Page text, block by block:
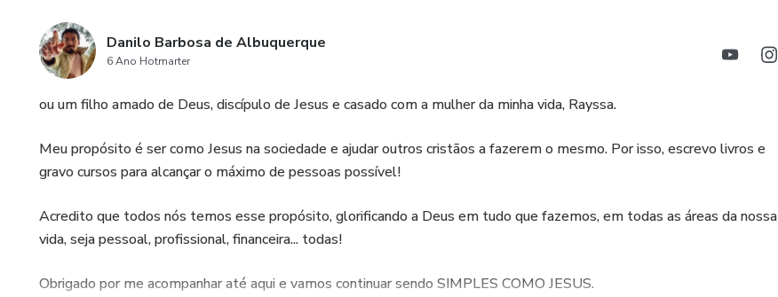
Danilo Barbosa de Albuquerque
6 Ano Hotmarter
ou um filho amado de Deus, discípulo de Jesus e casado com a mulher da minha vida, Rayssa.
Meu propósito é ser como Jesus na sociedade e ajudar outros cristãos a fazerem o mesmo. Por isso, escrevo livros e
gravo cursos para alcançar o máximo de pessoas possível!
Acredito que todos nós temos esse propósito, glorificando a Deus em tudo que fazemos, em todas as áreas da nossa
vida, seja pessoal, profissional, financeira... todas!
Obrigado por me acompanhar até aqui e vamos continuar sendo SIMPLES COMO JESUS.